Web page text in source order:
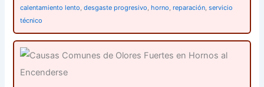
calentamiento lento,desgaste progresivo,horno,reparación,servicio
técnico